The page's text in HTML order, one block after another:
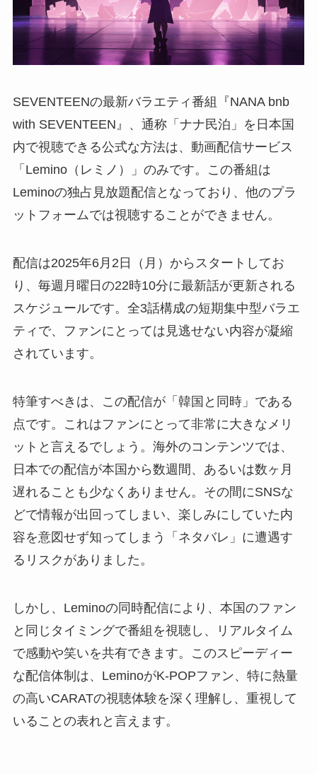
SEVENTEENの最新バラエティ番組『NANA bnb
with SEVENTEEN』、通称「ナナ民泊」を日本国
内で視聴できる公式な方法は、動画配信サービス
「Lemino（レミノ）」のみです。この番組は
Leminoの独占見放題配信となっており、他のプラ
ットフォームでは視聴することができません。
配信は2025年6月2日（月）からスタートしてお
り、毎週月曜日の22時10分に最新話が更新される
スケジュールです。全3話構成の短期集中型バラエ
ティで、ファンにとっては見逃せない内容が凝縮
されています。
特筆すべきは、この配信が「韓国と同時」である
点です。これはファンにとって非常に大きなメリ
ットと言えるでしょう。海外のコンテンツでは、
日本での配信が本国から数週間、あるいは数ヶ月
遅れることも少なくありません。その間にSNSな
どで情報が出回ってしまい、楽しみにしていた内
容を意図せず知ってしまう「ネタバレ」に遭遇す
るリスクがありました。
しかし、Leminoの同時配信により、本国のファン
と同じタイミングで番組を視聴し、リアルタイム
で感動や笑いを共有できます。このスピーディー
な配信体制は、LeminoがK-POPファン、特に熱量
の高いCARATの視聴体験を深く理解し、重視して
いることの表れと言えます。